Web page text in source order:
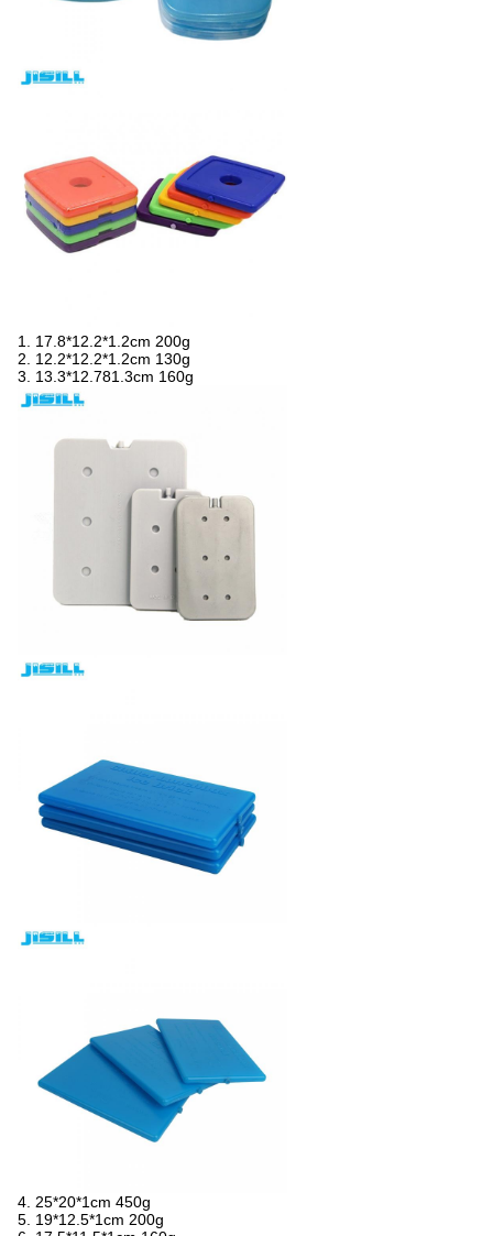
1. 17.8*12.2*1.2cm 200g
2. 12.2*12.2*1.2cm 130g
3. 13.3*12.781.3cm 160g
4. 25*20*1cm 450g
5. 19*12.5*1cm 200g